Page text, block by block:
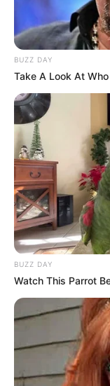
BUZZ DAY
Take A Look At
BUZZ DAY
Watch This Parrot